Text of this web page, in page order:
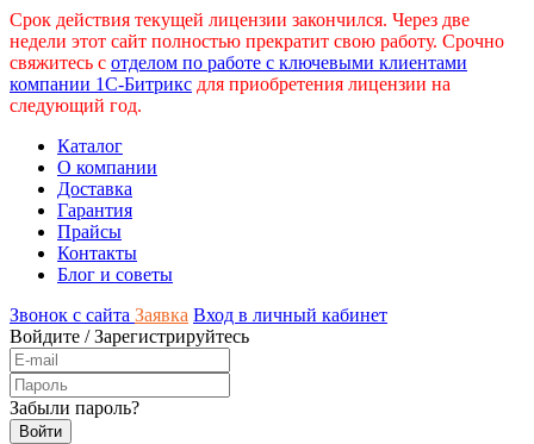
Срок действия текущей лицензии закончился. Через две
недели этот сайт полностью прекратит свою работу. Срочно
свяжитесь с отделом по работе с ключевыми клиентами
компании 1С-Битрикс для приобретения лицензии на
следующий год.
Каталог
О компании
Доставка
Гарантия
Прайсы
Контакты
Блог и советы
Звонок с сайта Заявка Вход в личный кабинет
Войдите /Зарегистрируйтесь
Забыли пароль?